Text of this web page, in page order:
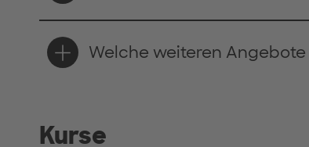
Welche weiteren Angebote
Kurse